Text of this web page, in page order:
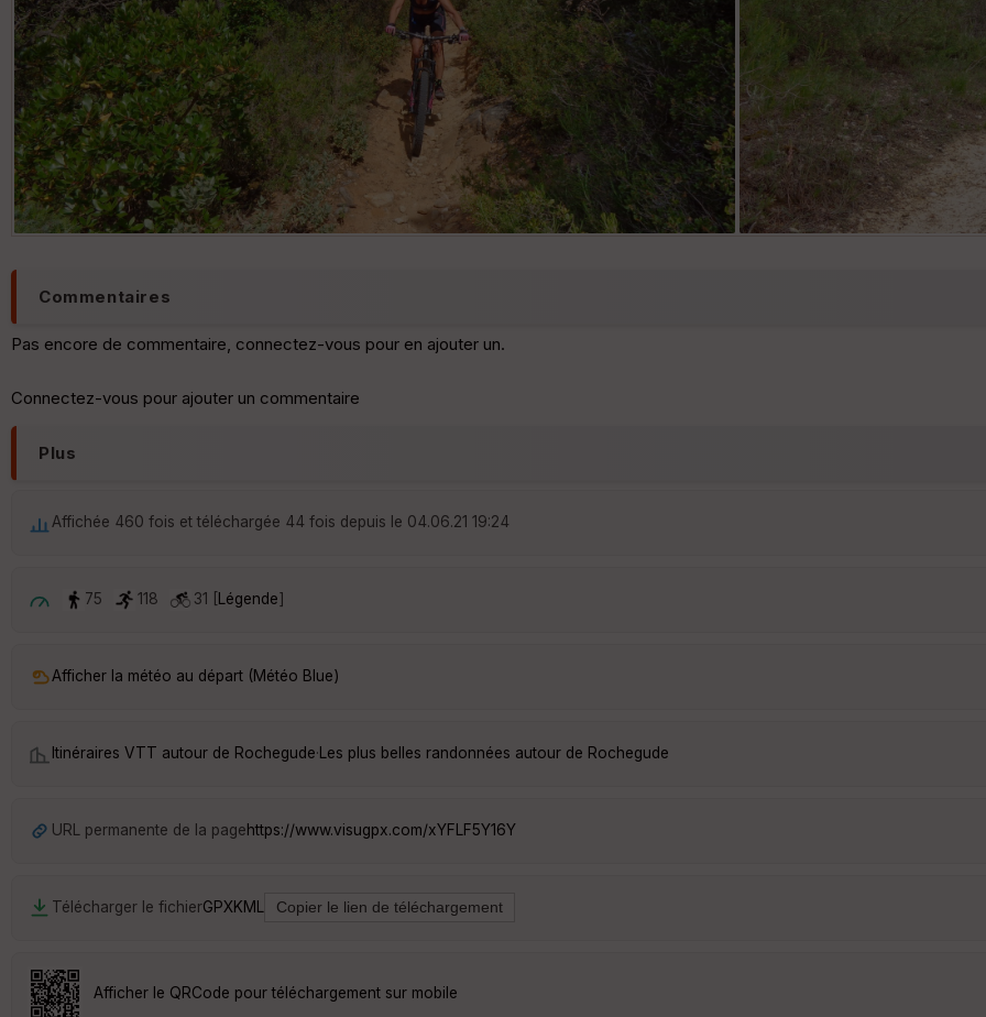
Commentaires
Pas encore de commentaire, connectez-vous pour en ajouter un.
Connectez-vous pour ajouter un commentaire
Plus
Affichée 460 fois et téléchargée 44 fois depuis le 04.06.21 19:24
75 118 31 [ Légende]
Afficher la météo au départ (Météo Blue)
Itinéraires VTT autour de Rochegude·Les plus belles randonnées autour de Rochegude
URL permanente de la pagehttps://www.visugpx.com/xYFLF5Y16Y
Télécharger le fichierGPXKML
Afficher le QRCode pour téléchargement sur mobile